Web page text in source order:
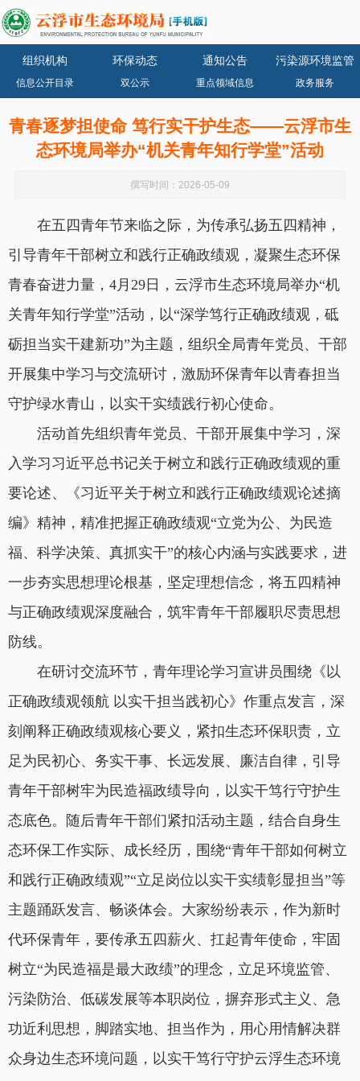
组织机构 环保动态 通知公告 污染源环境监管
信息公开目录 双公示 重点领域信息 政务服务
青春逐梦担使命 笃行实干护生态——云浮市生
态环境局举办“机关青年知行学堂”活动
撰写时间：2026-05-09
在五四青年节来临之际，为传承弘扬五四精神，
引导青年干部树立和践行正确政绩观，凝聚生态环保
青春奋进力量，4月29日，云浮市生态环境局举办“机
关青年知行学堂”活动，以“深学笃行正确政绩观，砥
砺担当实干建新功”为主题，组织全局青年党员、干部
开展集中学习与交流研讨，激励环保青年以青春担当
守护绿水青山，以实干实绩践行初心使命。
活动首先组织青年党员、干部开展集中学习，深
入学习习近平总书记关于树立和践行正确政绩观的重
要论述、《习近平关于树立和践行正确政绩观论述摘
编》精神，精准把握正确政绩观“立党为公、为民造
福、科学决策、真抓实干”的核心内涵与实践要求，进
一步夯实思想理论根基，坚定理想信念，将五四精神
与正确政绩观深度融合，筑牢青年干部履职尽责思想
防线。
在研讨交流环节，青年理论学习宣讲员围绕《以
正确政绩观领航 以实干担当践初心》作重点发言，深
刻阐释正确政绩观核心要义，紧扣生态环保职责，立
足为民初心、务实干事、长远发展、廉洁自律，引导
青年干部树牢为民造福政绩导向，以实干笃行守护生
态底色。随后青年干部们紧扣活动主题，结合自身生
态环保工作实际、成长经历，围绕“青年干部如何树立
和践行正确政绩观”“立足岗位以实干实绩彰显担当”等
主题踊跃发言、畅谈体会。大家纷纷表示，作为新时
代环保青年，要传承五四薪火、扛起青年使命，牢固
树立“为民造福是最大政绩”的理念，立足环境监管、
污染防治、低碳发展等本职岗位，摒弃形式主义、急
功近利思想，脚踏实地、担当作为，用心用情解决群
众身边生态环境问题，以实干笃行守护云浮生态环境